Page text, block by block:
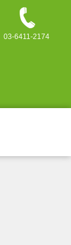

03-6411-2174